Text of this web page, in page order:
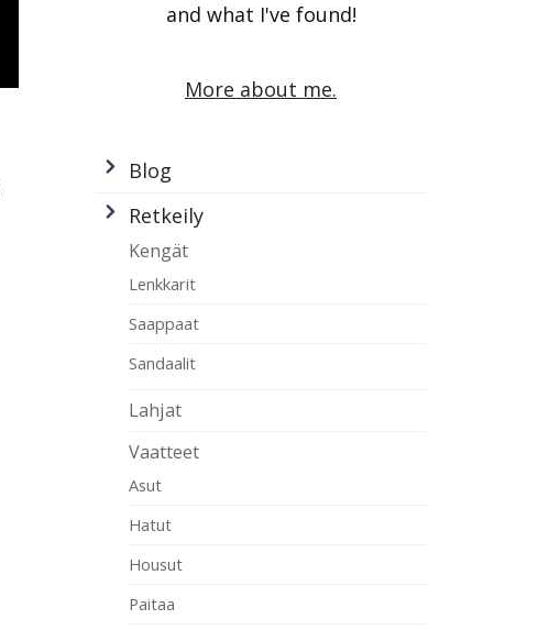
and what I've found!
More about me.
Blog
Retkeily
Kengät
Lenkkarit
Saappaat
Sandaalit
Lahjat
Vaatteet
Asut
Hatut
Housut
Paitaa